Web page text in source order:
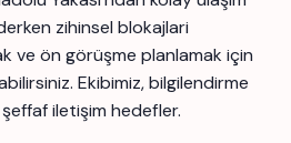
zihinsel blokajlari
ve ön görüşme planlamak için
Ekibimiz, bilgilendirme
iletişim hedefler.